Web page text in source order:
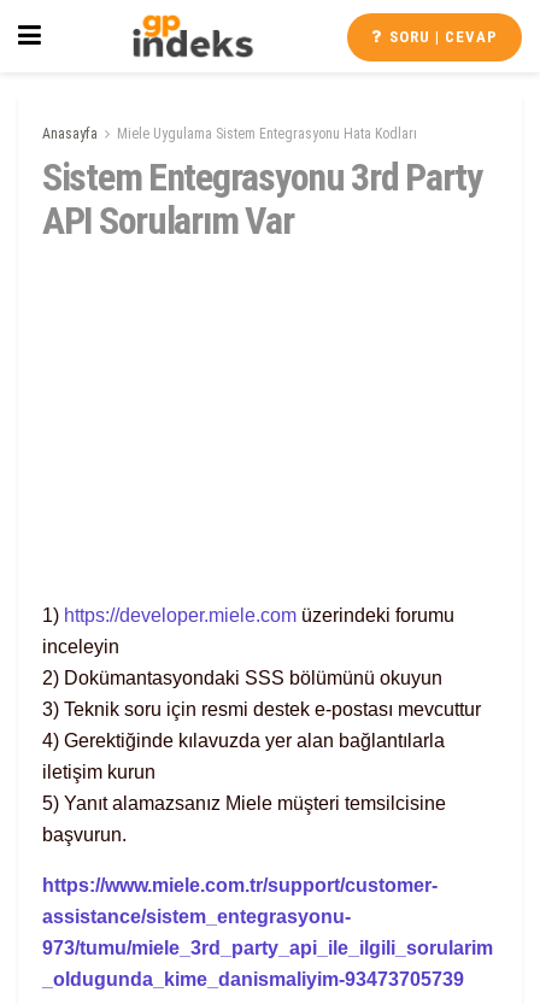
SORU | CEVAP
Anasayfa Miele Uygulama Sistem Entegrasyonu Hata Kodları
Sistem Entegrasyonu 3rd Party
API Sorularım Var
1) https://developer.miele.com üzerindeki forumu
inceleyin
2) Dokümantasyondaki SSS bölümünü okuyun
3) Teknik soru için resmi destek e-postası mevcuttur
4) Gerektiğinde kılavuzda yer alan bağlantılarla
iletişim kurun
5) Yanıt alamazsanız Miele müşteri temsilcisine
başvurun.
https://www.miele.com.tr/support/customer-
assistance/sistem_entegrasyonu-
973/tumu/miele_3rd_party_api_ile_ilgili_sorularim
_oldugunda_kime_danismaliyim-93473705739